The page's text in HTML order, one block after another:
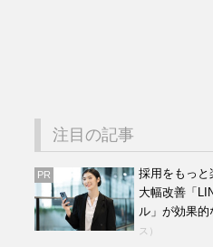
注目の記事
PR
採用をもっと
大幅改善「
ル」が効果的
ス）